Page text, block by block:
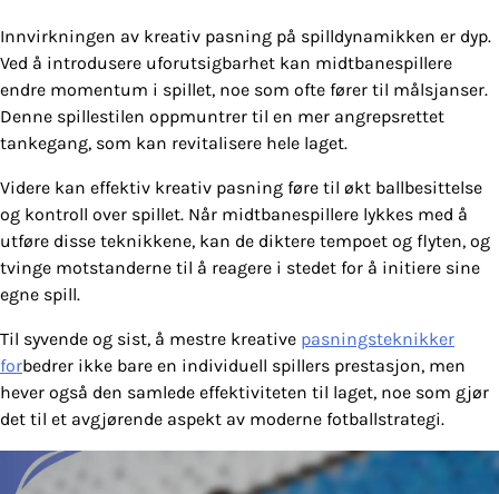
Innvirkningen av kreativ pasning på spilldynamikken er dyp.
Ved å introdusere uforutsigbarhet kan midtbanespillere
endre momentum i spillet, noe som ofte fører til målsjanser.
Denne spillestilen oppmuntrer til en mer angrepsrettet
tankegang, som kan revitalisere hele laget.
Videre kan effektiv kreativ pasning føre til økt ballbesittelse
og kontroll over spillet. Når midtbanespillere lykkes med å
utføre disse teknikkene, kan de diktere tempoet og flyten, og
tvinge motstanderne til å reagere i stedet for å initiere sine
egne spill.
Til syvende og sist, å mestre kreative pasningsteknikker
forbedrer ikke bare en individuell spillers prestasjon, men
hever også den samlede effektiviteten til laget, noe som gjør
det til et avgjørende aspekt av moderne fotballstrategi.